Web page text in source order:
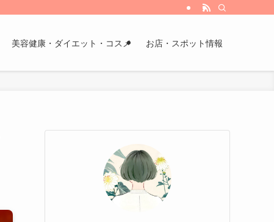
美容健康・ダイエット・コスメ お店・スポット情報